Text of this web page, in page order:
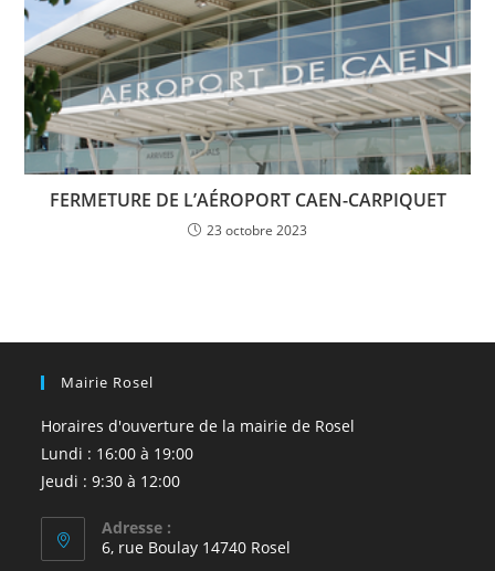
FERMETURE DE L’AÉROPORT CAEN-CARPIQUET
23 octobre 2023
Mairie Rosel
Horaires d'ouverture de la mairie de Rosel
Lundi : 16:00 à 19:00
Jeudi : 9:30 à 12:00
Adresse :
6, rue Boulay 14740 Rosel